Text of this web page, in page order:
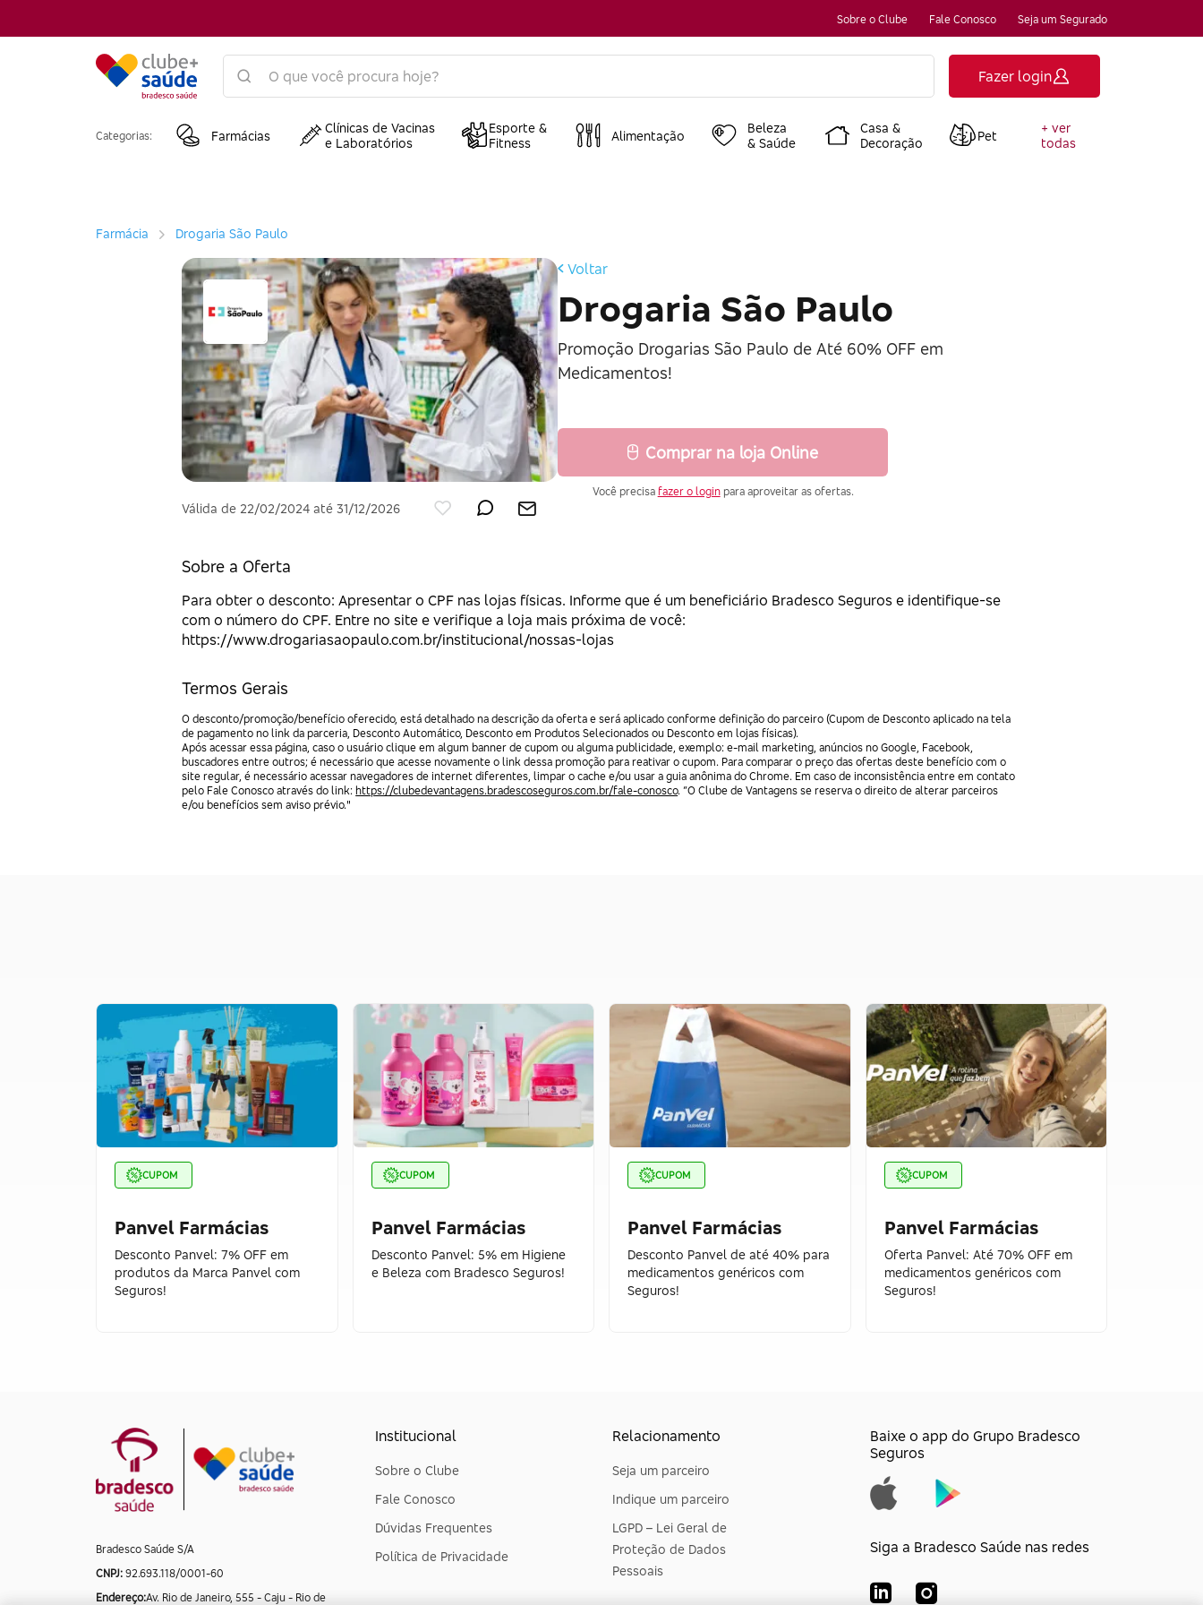
Sobre o Clube Fale Conosco Seja um Segurado
Fazer login
Categorias: Farmácias
Clínicas de Vacinas
e Laboratórios
Esporte &
Fitness
Alimentação
Beleza
& Saúde
Casa &
Decoração
Pet
+ ver
todas
Farmácia Drogaria São Paulo
Válida de 22/02/2024 até 31/12/2026
Voltar
Drogaria São Paulo
Promoção Drogarias São Paulo de Até 60% OFF em
Medicamentos!
Comprar na loja Online
Você precisa fazer o loginpara aproveitar as ofertas.
Sobre a Oferta
Para obter o desconto: Apresentar o CPF nas lojas físicas. Informe que é um beneficiário Bradesco Seguros e identifique-se
com o número do CPF. Entre no site e verifique a loja mais próxima de você:
https://www.drogariasaopaulo.com.br/institucional/nossas-lojas
Termos Gerais
O desconto/promoção/benefício oferecido, está detalhado na descrição da oferta e será aplicado conforme definição do parceiro (Cupom de Desconto aplicado na tela
de pagamento no link da parceria, Desconto Automático, Desconto em Produtos Selecionados ou Desconto em lojas físicas).
Após acessar essa página, caso o usuário clique em algum banner de cupom ou alguma publicidade, exemplo: e-mail marketing, anúncios no Google, Facebook,
buscadores entre outros; é necessário que acesse novamente o link dessa promoção para reativar o cupom. Para comparar o preço das ofertas deste benefício com o
site regular, é necessário acessar navegadores de internet diferentes, limpar o cache e/ou usar a guia anônima do Chrome. Em caso de inconsistência entre em contato
pelo Fale Conosco através do link: https://clubedevantagens.bradescoseguros.com.br/fale-conosco. “O Clube de Vantagens se reserva o direito de alterar parceiros
e/ou benefícios sem aviso prévio."
CUPOM
Panvel Farmácias
Desconto Panvel: 7% OFF em
produtos da Marca Panvel com
Seguros!
CUPOM
Panvel Farmácias
Desconto Panvel: 5% em Higiene
e Beleza com Bradesco Seguros!
CUPOM
Panvel Farmácias
Desconto Panvel de até 40% para
medicamentos genéricos com
Seguros!
CUPOM
Panvel Farmácias
Oferta Panvel: Até 70% OFF em
medicamentos genéricos com
Seguros!
Bradesco Saúde S/A
CNPJ: 92.693.118/0001-60
Endereço:Av. Rio de Janeiro, 555 - Caju - Rio de
Institucional
Sobre o Clube
Fale Conosco
Dúvidas Frequentes
Política de Privacidade
Relacionamento
Seja um parceiro
Indique um parceiro
LGPD – Lei Geral de
Proteção de Dados
Pessoais
Baixe o app do Grupo Bradesco
Seguros
Siga a Bradesco Saúde nas redes